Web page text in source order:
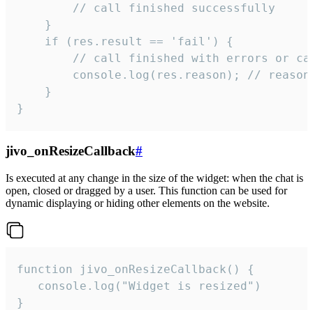
        // call finished successfully
    }
    if (res.result == 'fail') {
// call finished with errors or
console.log(res.reason); //
    }
}
jivo_onResizeCallback#
Is executed at any change in the size of the widget: when the chat is
open, closed or dragged by a user. This function can be used for
dynamic displaying or hiding other elements on the website.
function jivo_onResizeCallback() {
   console.log("Widget is resized")
}